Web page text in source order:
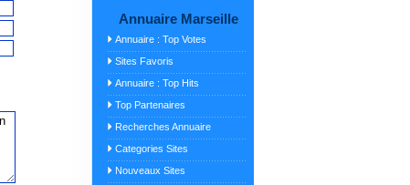
Annuaire Marseille
Annuaire : Top Votes
Sites Favoris
Annuaire : Top Hits
Top Partenaires
Recherches Annuaire
Categories Sites
Nouveaux Sites